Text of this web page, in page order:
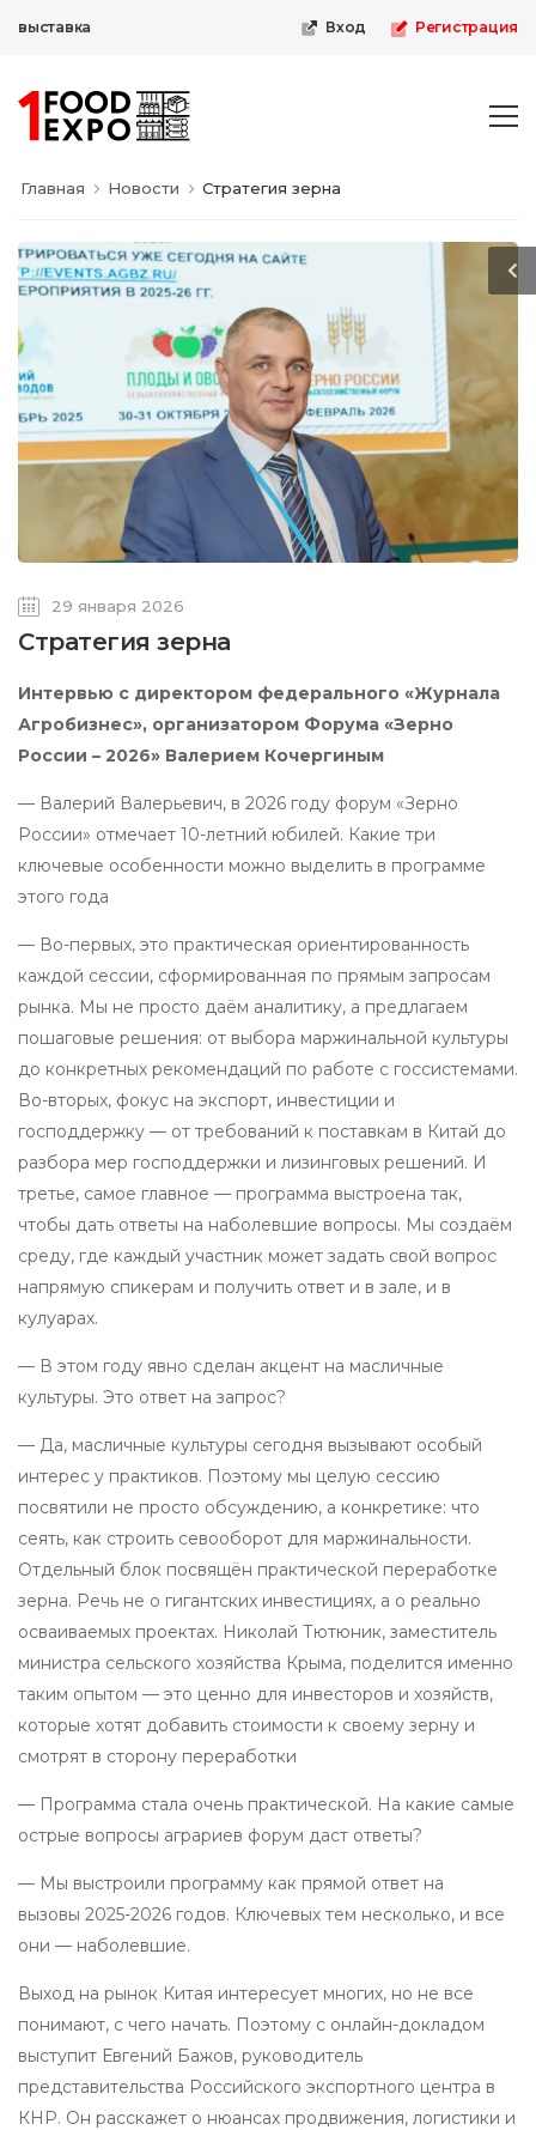
Вход Регистрация
Главная Новости Стратегия зерна
29 января 2026
Стратегия зерна
Интервью с директором федерального «Журнала
Агробизнес», организатором Форума «Зерно
России – 2026» Валерием Кочергиным
— Валерий Валерьевич, в 2026 году форум «Зерно
России» отмечает 10-летний юбилей. Какие три
ключевые особенности можно выделить в программе
этого года
— Во-первых, это практическая ориентированность
каждой сессии, сформированная по прямым запросам
рынка. Мы не просто даём аналитику, а предлагаем
пошаговые решения: от выбора маржинальной культуры
до конкретных рекомендаций по работе с госсистемами.
Во-вторых, фокус на экспорт, инвестиции и
господдержку — от требований к поставкам в Китай до
разбора мер господдержки и лизинговых решений. И
третье, самое главное — программа выстроена так,
чтобы дать ответы на наболевшие вопросы. Мы создаём
среду, где каждый участник может задать свой вопрос
напрямую спикерам и получить ответ и в зале, и в
кулуарах.
— В этом году явно сделан акцент на масличные
культуры. Это ответ на запрос?
— Да, масличные культуры сегодня вызывают особый
интерес у практиков. Поэтому мы целую сессию
посвятили не просто обсуждению, а конкретике: что
сеять, как строить севооборот для маржинальности.
Отдельный блок посвящён практической переработке
зерна. Речь не о гигантских инвестициях, а о реально
осваиваемых проектах. Николай Тютюник, заместитель
министра сельского хозяйства Крыма, поделится именно
таким опытом — это ценно для инвесторов и хозяйств,
которые хотят добавить стоимости к своему зерну и
смотрят в сторону переработки
— Программа стала очень практической. На какие самые
острые вопросы аграриев форум даст ответы?
— Мы выстроили программу как прямой ответ на
вызовы 2025-2026 годов. Ключевых тем несколько, и все
они — наболевшие.
Выход на рынок Китая интересует многих, но не все
понимают, с чего начать. Поэтому с онлайн-докладом
выступит Евгений Бажов, руководитель
представительства Российского экспортного центра в
КНР. Он расскажет о нюансах продвижения, логистики и